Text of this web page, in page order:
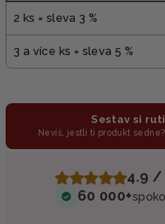
2 ks = sleva 3 %
3 a více ks = sleva 5 %
Sestav si
Nevíš, jestli ti produkt
4.9 /
60 000+